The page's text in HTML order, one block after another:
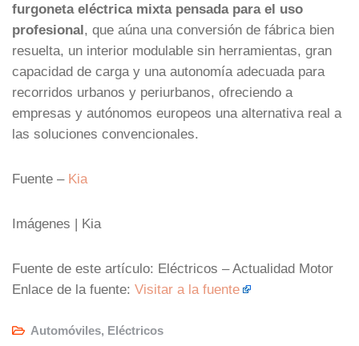
furgoneta eléctrica mixta pensada para el uso
profesional, que aúna una conversión de fábrica bien
resuelta, un interior modulable sin herramientas, gran
capacidad de carga y una autonomía adecuada para
recorridos urbanos y periurbanos, ofreciendo a
empresas y autónomos europeos una alternativa real a
las soluciones convencionales.
Fuente – Kia
Imágenes | Kia
Fuente de este artículo: Eléctricos – Actualidad Motor
Enlace de la fuente: Visitar a la fuente
Automóviles, Eléctricos